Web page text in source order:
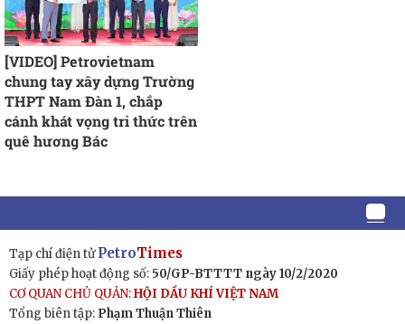
[VIDEO] Petrovietnam
chung tay xây dựng Trường
THPT Nam Đàn 1, chắp
cánh khát vọng tri thức trên
quê hương Bác
Tạp chí điện tửPetroTimes
Giấy phép hoạt động số: 50/GP-BTTTT ngày 10/2/2020
CƠ QUAN CHỦ QUẢN:HỘI DẦU KHÍ VIỆT NAM
Tổng biên tập: Phạm Thuận Thiên